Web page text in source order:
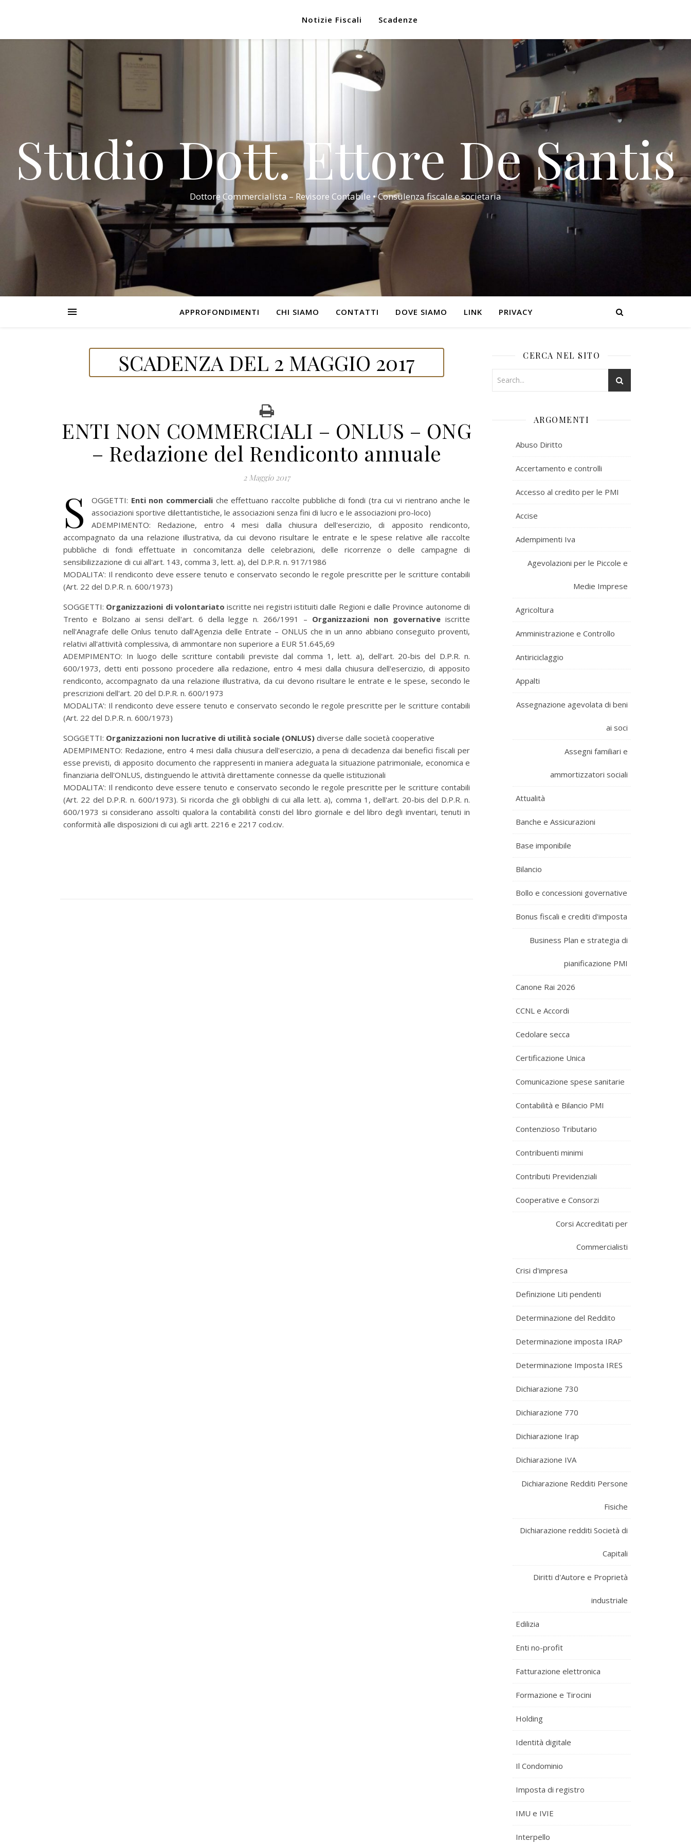
Notizie Fiscali Scadenze
Studio Dott. Ettore De Santis
Dottore Commercialista – Revisore Contabile • Consulenza fiscale e societaria
APPROFONDIMENTI CHI SIAMO CONTATTI DOVE SIAMO LINK PRIVACY
SCADENZA DEL 2 MAGGIO 2017
ENTI NON COMMERCIALI – ONLUS – ONG
– Redazione del Rendiconto annuale
2 Maggio 2017
S OGGETTI: Enti non commerciali che effettuano raccolte pubbliche di fondi (tra cui vi rientrano anche le
associazioni sportive dilettantistiche, le associazioni senza fini di lucro e le associazioni pro-loco)
ADEMPIMENTO: Redazione, entro 4 mesi dalla chiusura dell'esercizio, di apposito rendiconto,
accompagnato da una relazione illustrativa, da cui devono risultare le entrate e le spese relative alle raccolte
pubbliche di fondi effettuate in concomitanza delle celebrazioni, delle ricorrenze o delle campagne di
sensibilizzazione di cui all'art. 143, comma 3, lett. a), del D.P.R. n. 917/1986
MODALITA': Il rendiconto deve essere tenuto e conservato secondo le regole prescritte per le scritture contabili
(Art. 22 del D.P.R. n. 600/1973)
SOGGETTI: Organizzazioni di volontariatoiscritte nei registri istituiti dalle Regioni e dalle Province autonome di
Trento e Bolzano ai sensi dell'art. 6 della legge n. 266/1991 – Organizzazioni non governativeiscritte
nell'Anagrafe delle Onlus tenuto dall'Agenzia delle Entrate – ONLUS che in un anno abbiano conseguito proventi,
relativi all'attività complessiva, di ammontare non superiore a EUR 51.645,69
ADEMPIMENTO: In luogo delle scritture contabili previste dal comma 1, lett. a), dell'art. 20-bis del D.P.R. n.
600/1973, detti enti possono procedere alla redazione, entro 4 mesi dalla chiusura dell'esercizio, di apposito
rendiconto, accompagnato da una relazione illustrativa, da cui devono risultare le entrate e le spese, secondo le
prescrizioni dell'art. 20 del D.P.R. n. 600/1973
MODALITA': Il rendiconto deve essere tenuto e conservato secondo le regole prescritte per le scritture contabili
(Art. 22 del D.P.R. n. 600/1973)
SOGGETTI: Organizzazioni non lucrative di utilità sociale (ONLUS) diverse dalle società cooperative
ADEMPIMENTO: Redazione, entro 4 mesi dalla chiusura dell'esercizio, a pena di decadenza dai benefici fiscali per
esse previsti, di apposito documento che rappresenti in maniera adeguata la situazione patrimoniale, economica e
finanziaria dell'ONLUS, distinguendo le attività direttamente connesse da quelle istituzionali
MODALITA': Il rendiconto deve essere tenuto e conservato secondo le regole prescritte per le scritture contabili
(Art. 22 del D.P.R. n. 600/1973). Si ricorda che gli obblighi di cui alla lett. a), comma 1, dell'art. 20-bis del D.P.R. n.
600/1973 si considerano assolti qualora la contabilità consti del libro giornale e del libro degli inventari, tenuti in
conformità alle disposizioni di cui agli artt. 2216 e 2217 cod.civ.
CERCA NEL SITO
ARGOMENTI
Abuso Diritto
Accertamento e controlli
Accesso al credito per le PMI
Accise
Adempimenti Iva
Agevolazioni per le Piccole e
Medie Imprese
Agricoltura
Amministrazione e Controllo
Antiriciclaggio
Appalti
Assegnazione agevolata di beni
ai soci
Assegni familiari e
ammortizzatori sociali
Attualità
Banche e Assicurazioni
Base imponibile
Bilancio
Bollo e concessioni governative
Bonus fiscali e crediti d'imposta
Business Plan e strategia di
pianificazione PMI
Canone Rai 2026
CCNL e Accordi
Cedolare secca
Certificazione Unica
Comunicazione spese sanitarie
Contabilità e Bilancio PMI
Contenzioso Tributario
Contribuenti minimi
Contributi Previdenziali
Cooperative e Consorzi
Corsi Accreditati per
Commercialisti
Crisi d'impresa
Definizione Liti pendenti
Determinazione del Reddito
Determinazione imposta IRAP
Determinazione Imposta IRES
Dichiarazione 730
Dichiarazione 770
Dichiarazione Irap
Dichiarazione IVA
Dichiarazione Redditi Persone
Fisiche
Dichiarazione redditi Società di
Capitali
Diritti d'Autore e Proprietà
industriale
Edilizia
Enti no-profit
Fatturazione elettronica
Formazione e Tirocini
Holding
Identità digitale
Il Condominio
Imposta di registro
IMU e IVIE
Interpello